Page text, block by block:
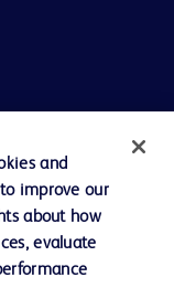
and
improve our
about how
evaluate